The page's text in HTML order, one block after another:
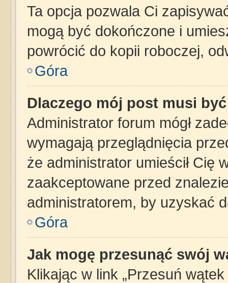
Ta opcja pozwala Ci
mogą być dokończone i
powrócić do kopii roboczej,
Góra
Dlaczego mój post musi
Administrator forum mógł
wymagają przeglądnięcia
że administrator umieścił Cię
zaakceptowane przed
administratorem, by uzyskać
Góra
Jak mogę przesunąć swój
Klikając w link „Przesuń